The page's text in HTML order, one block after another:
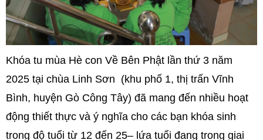
Khóa tu mùa Hè con Về Bên Phật lần thứ 3 năm
2025 tại chùa Linh Sơn (khu phố 1, thị trấn Vĩnh
Bình, huyện Gò Công Tây) đã mang đến nhiều hoạt
động thiết thực và ý nghĩa cho các bạn khóa sinh
trong độ tuổi từ 12 đến 25– lứa tuổi đang trong giai